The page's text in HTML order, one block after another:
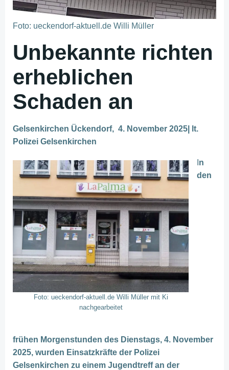
Foto: ueckendorf-aktuell.de Willi Müller
Unbekannte richten
erheblichen
Schaden an
Gelsenkirchen Ückendorf, 4. November 2025| lt.
Polizei Gelsenkirchen
Foto: ueckendorf-aktuell.de Willi Müller mit Ki
nachgearbeitet
n
den
frühen Morgenstunden des Dienstags, 4. November
2025, wurden Einsatzkräfte der Polizei
Gelsenkirchen zu einem Jugendtreff an der